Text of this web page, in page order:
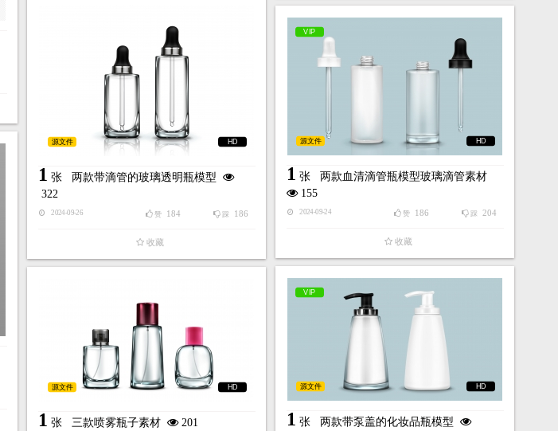
HD
源文件
1 张 两款带滴管的玻璃透明瓶模型
322
2024-09-26 踩 186
赞 184
收藏
VIP
HD
源文件
1 张 两款血清滴管瓶模型玻璃滴管素材
155
2024-09-24 踩 204
赞 186
收藏
VIP
HD
源文件
1 张 两款带泵盖的化妆品瓶模型
HD
源文件
1 张 三款喷雾瓶子素材 201